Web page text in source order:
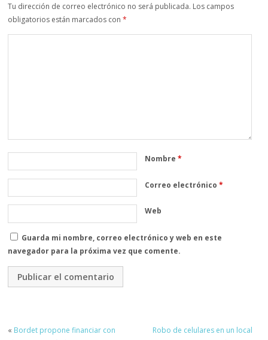
Tu dirección de correo electrónico no será publicada. Los campos
obligatorios están marcados con*
Nombre*
Correo electrónico*
Web
Guarda mi nombre, correo electrónico y web en este
navegador para la próxima vez que comente.
« Bordet propone financiar con
Robo de celulares en un local